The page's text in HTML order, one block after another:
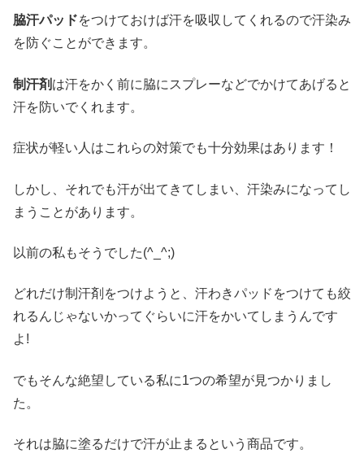
脇汗パッドをつけておけば汗を吸収してくれるので汗染み
を防ぐことができます。
制汗剤 は汗をかく前に脇にスプレーなどでかけてあげると
汗を防いでくれます。
症状が軽い人はこれらの対策でも十分効果はあります！
しかし、それでも汗が出てきてしまい、汗染みになってし
まうことがあります。
以前の私もそうでした(^_^;)
どれだけ制汗剤をつけようと、汗わきパッドをつけても絞
れるんじゃないかってぐらいに汗をかいてしまうんです
よ!
でもそんな絶望している私に1つの希望が見つかりまし
た。
それは脇に塗るだけで汗が止まるという商品です。